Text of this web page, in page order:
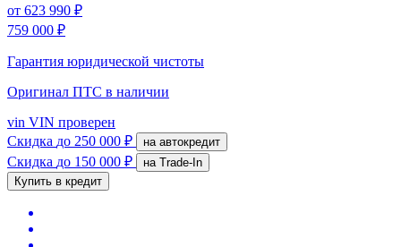
от 623 990 ₽
759 000 ₽
Гарантия юридической чистоты
Оригинал ПТС в наличии
vin VIN проверен
Скидка до 250 000 ₽ на автокредит
Скидка до 150 000 ₽
на Trade-In
Купить в кредит